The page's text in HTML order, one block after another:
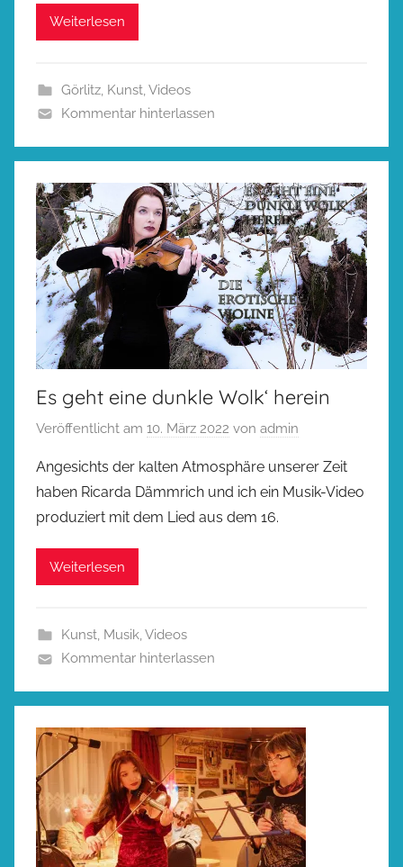
Weiterlesen
Görlitz, Kunst, Videos
Kommentar hinterlassen
Es geht eine dunkle Wolk‘ herein
Veröffentlicht am 10. März 2022 von admin
Angesichts der kalten Atmosphäre unserer Zeit
haben Ricarda Dämmrich und ich ein Musik-Video
produziert mit dem Lied aus dem 16.
Weiterlesen
Kunst, Musik,Videos
Kommentar hinterlassen